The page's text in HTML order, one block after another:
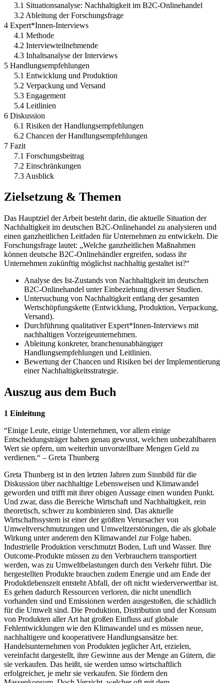
3.1 Situationsanalyse: Nachhaltigkeit im B2C-Onlinehandel
3.2 Ableitung der Forschungsfrage
4 Expert*Innen-Interviews
4.1 Methode
4.2 Interviewteilnehmende
4.3 Inhaltsanalyse der Interviews
5 Handlungsempfehlungen
5.1 Entwicklung und Produktion
5.2 Verpackung und Versand
5.3 Engagement
5.4 Leitlinien
6 Diskussion
6.1 Risiken der Handlungsempfehlungen
6.2 Chancen der Handlungsempfehlungen
7 Fazit
7.1 Forschungsbeitrag
7.2 Einschränkungen
7.3 Ausblick
Zielsetzung & Themen
Das Hauptziel der Arbeit besteht darin, die aktuelle Situation der
Nachhaltigkeit im deutschen B2C-Onlinehandel zu analysieren und
einen ganzheitlichen Leitfaden für Unternehmen zu entwickeln. Die
Forschungsfrage lautet: „Welche ganzheitlichen Maßnahmen
können deutsche B2C-Onlinehändler ergreifen, sodass ihr
Unternehmen zukünftig möglichst nachhaltig gestaltet ist?“
Analyse des Ist-Zustands von Nachhaltigkeit im deutschen
B2C-Onlinehandel unter Einbeziehung diverser Studien.
Untersuchung von Nachhaltigkeit entlang der gesamten
Wertschöpfungskette (Entwicklung, Produktion, Verpackung,
Versand).
Durchführung qualitativer Expert*Innen-Interviews mit
nachhaltigen Vorzeigeunternehmen.
Ableitung konkreter, branchenunabhängiger
Handlungsempfehlungen und Leitlinien.
Bewertung der Chancen und Risiken bei der Implementierung
einer Nachhaltigkeitsstrategie.
Auszug aus dem Buch
1 Einleitung
“Einige Leute, einige Unternehmen, vor allem einige
Entscheidungsträger haben genau gewusst, welchen unbezahlbaren
Wert sie opfern, um weiterhin unvorstellbare Mengen Geld zu
verdienen.“ – Greta Thunberg
Greta Thunberg ist in den letzten Jahren zum Sinnbild für die
Diskussion über nachhaltige Lebensweisen und Klimawandel
geworden und trifft mit ihrer obigen Aussage einen wunden Punkt.
Und zwar, dass die Bereiche Wirtschaft und Nachhaltigkeit, rein
theoretisch, schwer zu kombinieren sind. Das aktuelle
Wirtschaftssystem ist einer der größten Verursacher von
Umweltverschmutzungen und Umweltzerstörungen, die als globale
Wirkung unter anderem den Klimawandel zur Folge haben.
Industrielle Produktion verschmutzt Boden, Luft und Wasser. Ihre
Outcome-Produkte müssen zu den Verbrauchern transportiert
werden, was zu Umweltbelastungen durch den Verkehr führt. Die
hergestellten Produkte brauchen zudem Energie und am Ende der
Produktlebenszeit entsteht Abfall, der oft nicht wiederverwertbar ist.
Es gehen dadurch Ressourcen verloren, die nicht unendlich
vorhanden sind und Emissionen werden ausgestoßen, die schädlich
für die Umwelt sind. Die Produktion, Distribution und der Konsum
von Produkten aller Art hat großen Einfluss auf globale
Fehlentwicklungen wie den Klimawandel und es müssen neue,
nachhaltigere und kooperativere Handlungsansätze her.
Handelsunternehmen von Produkten jeglicher Art, erzielen,
vereinfacht dargestellt, ihre Gewinne aus der Menge an Gütern, die
sie verkaufen. Das heißt, sie werden umso wirtschaftlich
erfolgreicher, je mehr sie verkaufen. Sie fördern den